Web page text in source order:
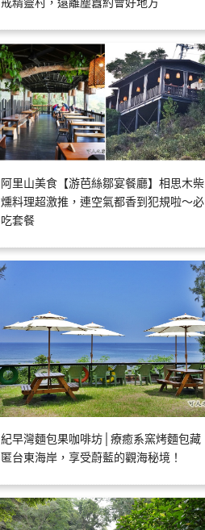
戒精靈村，遠離塵囂約會好地方
阿里山美食【游芭絲鄒宴餐廳】相思木柴
燻料理超激推，連空氣都香到犯規啦～必
吃套餐
紀早灣麵包果咖啡坊│療癒系窯烤麵包藏
匿台東海岸，享受蔚藍的觀海秘境！